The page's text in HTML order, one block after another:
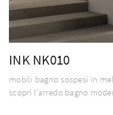
INK NK010
mobili bagno sospesi in
scopri l'arredo bagno